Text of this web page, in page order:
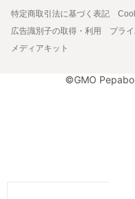
特定商取引法に基づく表記
広告識別子の取得・利用
プラ
メディアキット
©GMO